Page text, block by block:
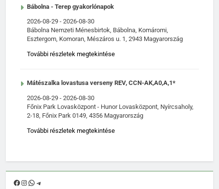
Bábolna - Terep gyakorlónapok
2026-08-29 - 2026-08-30
Bábolna Nemzeti Ménesbirtok, Bábolna, Komáromi,
Esztergom, Komoran, Mészáros u. 1, 2943 Magyarország
További részletek megtekintése
Mátészalka lovastusa verseny REV, CCN-AK,A0,A,1*
2026-08-29 - 2026-08-30
Főnix Park Lovasközpont - Hunor Lovasközpont, Nyírcsaholy,
2-18, Főnix Park 0149, 4356 Magyarország
További részletek megtekintése
Facebook
Instagram
WhatsApp